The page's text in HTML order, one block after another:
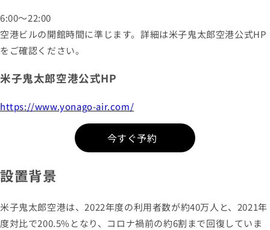
6:00〜22:00
空港ビルの開館時間に準じます。詳細は米子鬼太郎空港公式HP
をご確認ください。
米子鬼太郎空港公式HP
https://www.yonago-air.com/
今すぐ予約
設置背景
米子鬼太郎空港は、2022年度の利用者数が約40万人と、2021年
度対比で200.5%となり、コロナ禍前の約6割まで回復していま